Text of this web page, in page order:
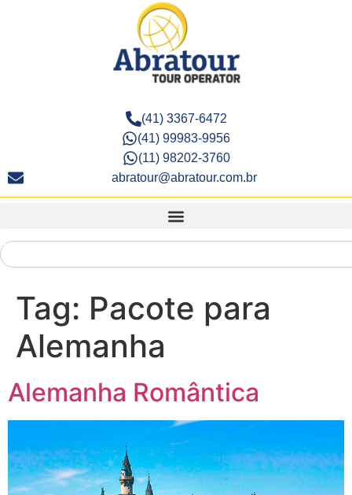
(41) 3367-6472
(41) 99983-9956
(11) 98202-3760
abratour@abratour.com.br
Tag: Pacote para
Alemanha
Alemanha Romântica